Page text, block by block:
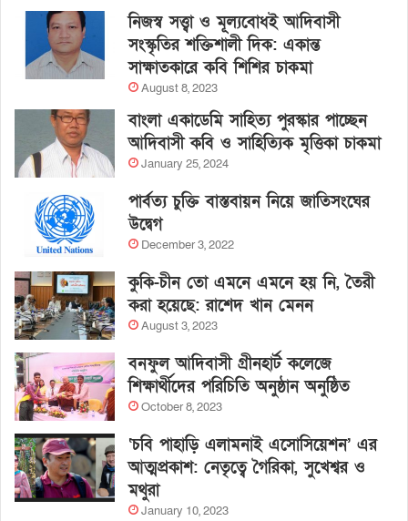
নিজস্ব সত্ত্বা ও মূল্যবোধই আদিবাসী
সংস্কৃতির শক্তিশালী দিক: একান্ত
সাক্ষাতকারে কবি শিশির চাকমা
August 8, 2023
বাংলা একাডেমি সাহিত্য পুরস্কার পাচ্ছেন
আদিবাসী কবি ও সাহিত্যিক মৃত্তিকা চাকমা
January 25, 2024
পার্বত্য চুক্তি বাস্তবায়ন নিয়ে জাতিসংঘের
উদ্বেগ
December 3, 2022
কুকি-চীন তো এমনে এমনে হয় নি, তৈরী
করা হয়েছে: রাশেদ খান মেনন
August 3, 2023
বনফুল আদিবাসী গ্রীনহার্ট কলেজে
শিক্ষার্থীদের পরিচিতি অনুষ্ঠান অনুষ্ঠিত
October 8, 2023
‘চবি পাহাড়ি এলামনাই এসোসিয়েশন’ এর
আত্মপ্রকাশ: নেতৃত্বে গৈরিকা, সুখেশ্বর ও
মথুরা
January 10, 2023